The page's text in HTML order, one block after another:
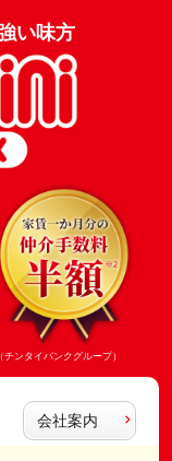
い味方
ンタイバンクグループ）
会社案内